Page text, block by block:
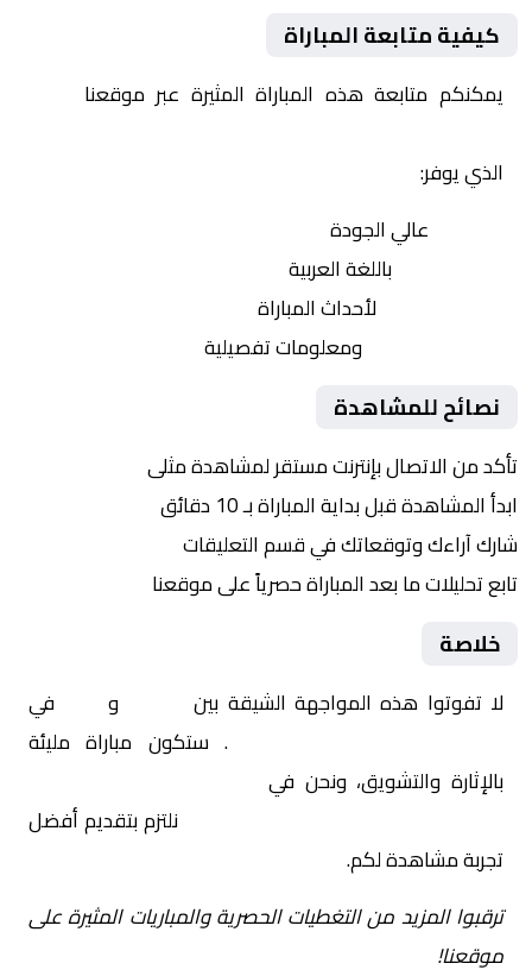
كيفية متابعة المباراة
يمكنكم متابعة هذه المباراة المثيرة عبر موقعنا
الذي يوفر:
عالي الجودة
باللغة العربية
لأحداث المباراة
ومعلومات تفصيلية
نصائح للمشاهدة
تأكد من الاتصال بإنترنت مستقر لمشاهدة مثلى
ابدأ المشاهدة قبل بداية المباراة بـ 10 دقائق
شارك آراءك وتوقعاتك في قسم التعليقات
تابع تحليلات ما بعد المباراة حصرياً على موقعنا
خلاصة
لا تفوتوا هذه المواجهة الشيقة بين والنصر
في
. ستكون مباراة مليئة
بالإثارة والتشويق، ونحن في
نلتزم بتقديم أفضل
تجربة مشاهدة لكم.
ترقبوا المزيد من التغطيات الحصرية والمباريات المثيرة على
موقعنا!